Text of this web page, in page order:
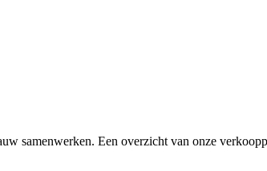
samenwerken. Een overzicht van onze